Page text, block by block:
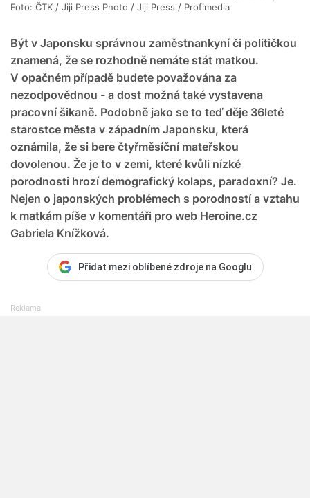
Být v Japonsku správnou zaměstnankyní či političkou
znamená, že se rozhodně nemáte stát matkou.
V opačném případě budete považována za
nezodpovědnou - a dost možná také vystavena
pracovní šikaně. Podobně jako se to teď děje 36leté
starostce města v západním Japonsku, která
oznámila, že si bere čtyřměsíční mateřskou
dovolenou. Že je to v zemi, které kvůli nízké
porodnosti hrozí demografický kolaps, paradoxní? Je.
Nejen o japonských problémech s porodností a vztahu
k matkám píše v komentáři pro web Heroine.cz
Gabriela Knížková.
Foto: ČTK / Jiji Press Photo / Jiji Press / Profimedia
Přidat mezi oblíbené zdroje na Googlu